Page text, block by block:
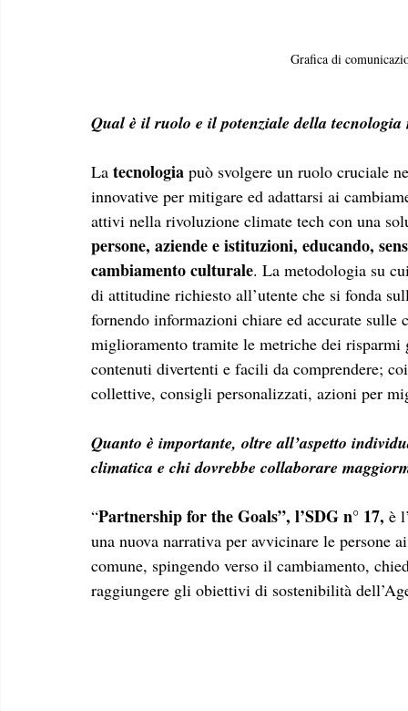
Grafica di
Qual è il ruolo e il potenziale della
La tecnologia può svolgere un ruolo cruciale
innovative per mitigare ed adattarsi ai
attivi nella rivoluzione climate tech con una
persone, aziende e istituzioni, educando,
cambiamento culturale. La metodologia su
di attitudine richiesto all’utente che si fonda
fornendo informazioni chiare ed accurate
miglioramento tramite le metriche dei risparmi
contenuti divertenti e facili da comprendere;
collettive, consigli personalizzati, azioni per
Quanto è importante, oltre all’aspetto
climatica e chi dovrebbe collaborare
“Partnership for the Goals”, l’SDG n° 17, è
una nuova narrativa per avvicinare le persone
comune, spingendo verso il cambiamento,
raggiungere gli obiettivi di sostenibilità